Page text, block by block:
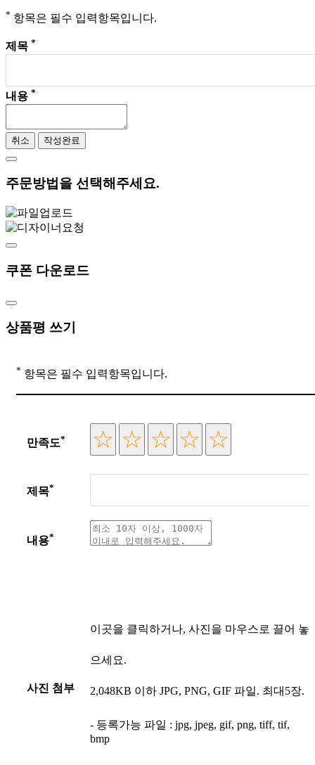
* 항목은 필수 입력항목입니다.
제목 *
내용 *
취소 작성완료
주문방법을 선택해주세요.
쿠폰 다운로드
상품평 쓰기
* 항목은 필수 입력항목입니다.
만족도*
제목*
내용*
사진 첨부
이곳을 클릭하거나, 사진을 마우스로 끌어 놓
으세요.
2,048KB 이하 JPG, PNG, GIF 파일. 최대5장.
- 등록가능 파일 : jpg, jpeg, gif, png, tiff, tif,
bmp